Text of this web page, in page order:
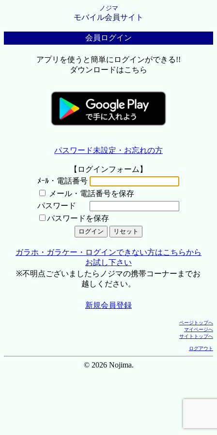
ノジマ
モバイル会員サイト
会員ログイン
アプリを使うと簡単にログインができる!!
ダウンロードはこちら
パスワード未設定・お忘れの方
【ログインフォーム】
ﾒｰﾙ・電話番号
メール・電話番号を保存
パスワード
パスワードを保存
ガラホ・ガラケー・ログインできない方はこちらから
お試し下さい
※不明点ございましたらノジマの携帯コーナーまでお
越しください。
新規会員登録
ページトップへ
マイページへ
サイトトップへ
ログアウト
© 2026 Nojima.